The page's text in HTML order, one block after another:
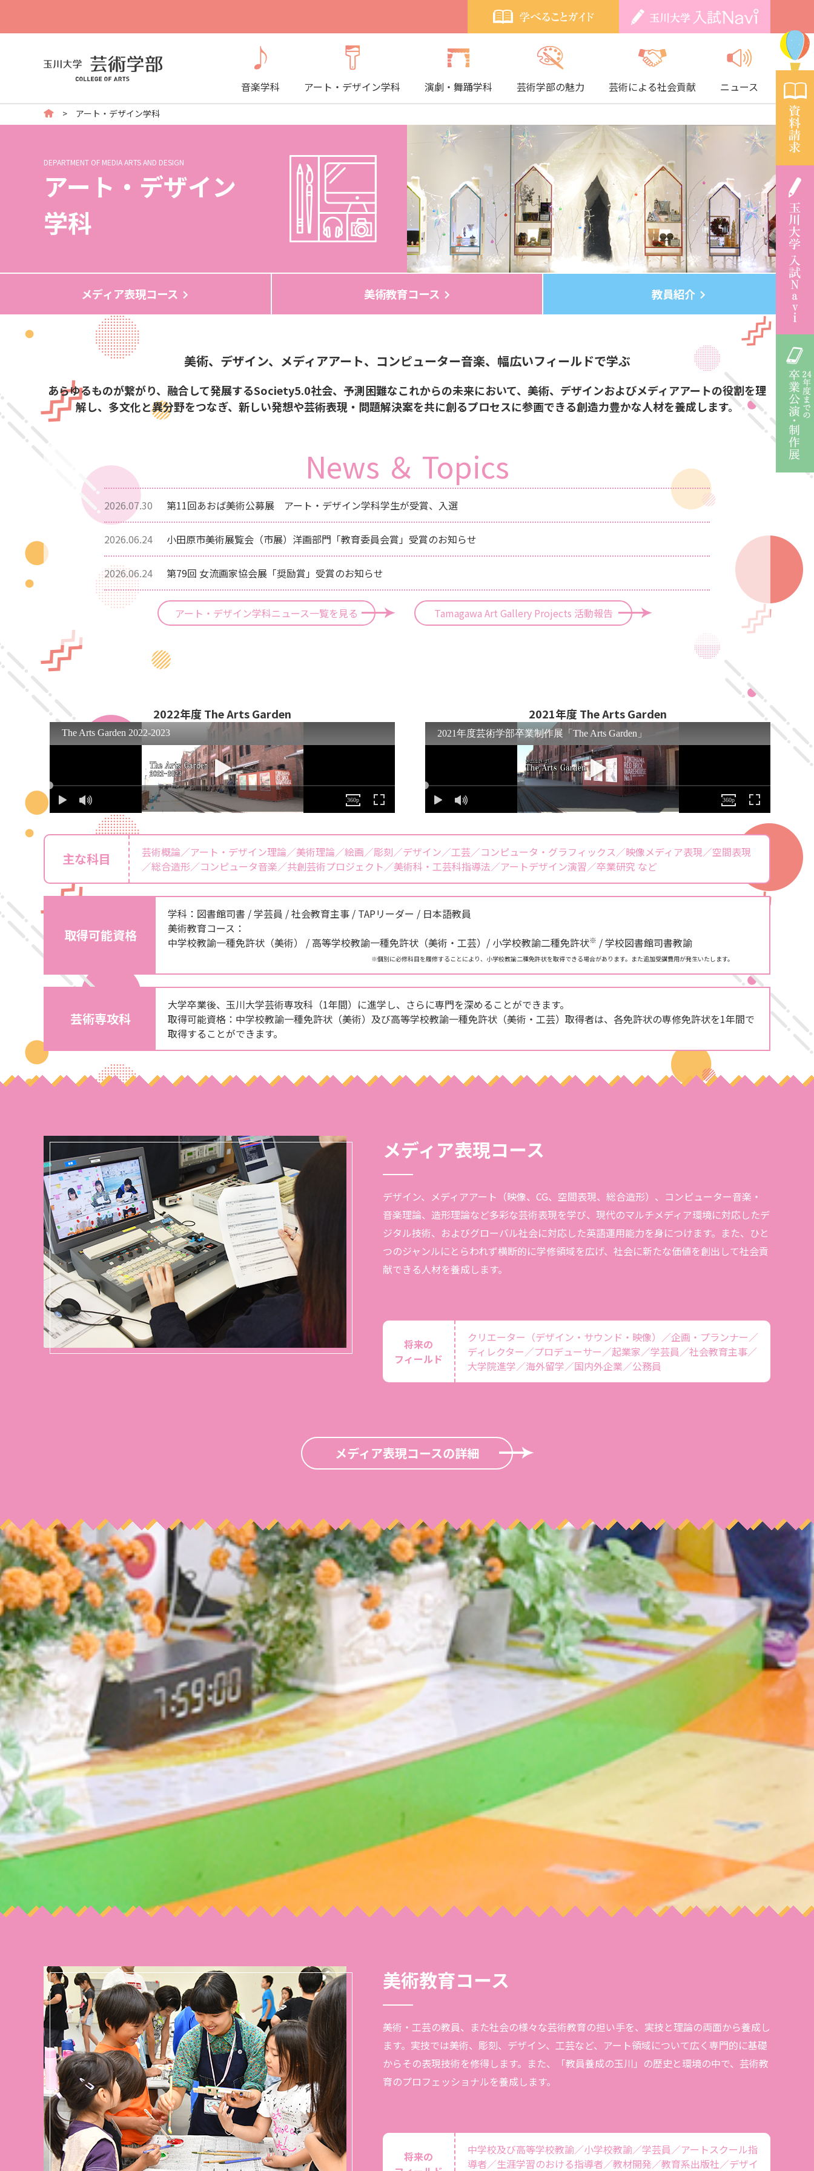
音楽学科 アート・デザイン学科 演劇・舞踊学科 芸術学部の魅力 芸術による社会貢献 ニュース
アート・デザイン学科
DEPARTMENT OF MEDIA ARTS AND DESIGN
アート・デザイン
学科
メディア表現コース 美術教育コース 教員紹介
美術、デザイン、メディアアート、コンピューター音楽、幅広いフィールドで学ぶ
あらゆるものが繋がり、融合して発展するSociety5.0社会、予測困難なこれからの未来において、美術、デザインおよびメディアアートの役割を理
解し、多文化と異分野をつなぎ、新しい発想や芸術表現・問題解決案を共に創るプロセスに参画できる創造力豊かな人材を養成します。
News ＆ Topics
2026.07.30 第11回あおば美術公募展 アート・デザイン学科学生が受賞、入選
2026.06.24 小田原市美術展覧会（市展）洋画部門「教育委員会賞」受賞のお知らせ
2026.06.24 第79回 女流画家協会展「奨励賞」受賞のお知らせ
アート・デザイン学科ニュース一覧を見る Tamagawa Art Gallery Projects 活動報告
2022年度 The Arts Garden 2021年度 The Arts Garden
主な科目
芸術概論／アート・デザイン理論／美術理論／絵画／彫刻／デザイン／工芸／コンピュータ・グラフィックス／映像メディア表現／空間表現
／総合造形／コンピュータ音楽／共創芸術プロジェクト／美術科・工芸科指導法／アートデザイン演習／卒業研究 など
取得可能資格
学科：図書館司書 / 学芸員 / 社会教育主事 / TAPリーダー / 日本語教員
美術教育コース：
中学校教諭一種免許状（美術） / 高等学校教諭一種免許状（美術・工芸）/ 小学校教諭二種免許状※ / 学校図書館司書教諭
※個別に必修科目を履修することにより、小学校教諭二種免許状を取得できる場合があります。また追加受講費用が発生いたします。
芸術専攻科
大学卒業後、玉川大学芸術専攻科（1年間）に進学し、さらに専門を深めることができます。
取得可能資格：中学校教諭一種免許状（美術）及び高等学校教諭一種免許状（美術・工芸）取得者は、各免許状の専修免許状を1年間で
取得することができます。
メディア表現コース
デザイン、メディアアート（映像、CG、空間表現、総合造形）、コンピューター音楽・
音楽理論、造形理論など多彩な芸術表現を学び、現代のマルチメディア環境に対応したデ
ジタル技術、およびグローバル社会に対応した英語運用能力を身につけます。また、ひと
つのジャンルにとらわれず横断的に学修領域を広げ、社会に新たな価値を創出して社会貢
献できる人材を養成します。
将来の
フィールド
クリエーター（デザイン・サウンド・映像）／企画・プランナー／
ディレクター／プロデューサー／起業家／学芸員／社会教育主事／
大学院進学／海外留学／国内外企業／公務員
メディア表現コースの詳細
美術教育コース
美術・工芸の教員、また社会の様々な芸術教育の担い手を、実技と理論の両面から養成し
ます。実技では美術、彫刻、デザイン、工芸など、アート領域について広く専門的に基礎
からその表現技術を修得します。また、「教員養成の玉川」の歴史と環境の中で、芸術教
育のプロフェッショナルを養成します。
将来の
中学校及び高等学校教諭／小学校教諭／学芸員／アートスクール指
導者／生涯学習のおける指導者／教材開発／教育系出版社／デザイ